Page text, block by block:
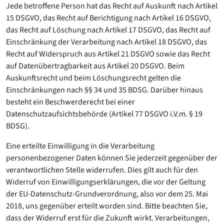
Jede betroffene Person hat das Recht auf Auskunft nach Artikel
15 DSGVO, das Recht auf Berichtigung nach Artikel 16 DSGVO,
das Recht auf Löschung nach Artikel 17 DSGVO, das Recht auf
Einschränkung der Verarbeitung nach Artikel 18 DSGVO, das
Recht auf Widerspruch aus Artikel 21 DSGVO sowie das Recht
auf Datenübertragbarkeit aus Artikel 20 DSGVO. Beim
Auskunftsrecht und beim Löschungsrecht gelten die
Einschränkungen nach §§ 34 und 35 BDSG. Darüber hinaus
besteht ein Beschwerderecht bei einer
Datenschutzaufsichtsbehörde (Artikel 77 DSGVO i.V.m. § 19
BDSG).
Eine erteilte Einwilligung in die Verarbeitung
personenbezogener Daten können Sie jederzeit gegenüber der
verantwortlichen Stelle widerrufen. Dies gilt auch für den
Widerruf von Einwilligungserklärungen, die vor der Geltung
der EU-Datenschutz-Grundverordnung, also vor dem 25. Mai
2018, uns gegenüber erteilt worden sind. Bitte beachten Sie,
dass der Widerruf erst für die Zukunft wirkt. Verarbeitungen,